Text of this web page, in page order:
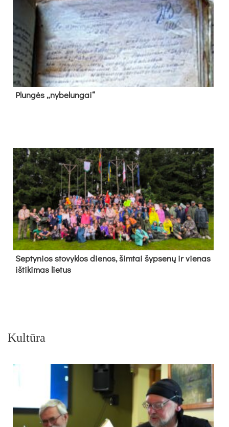
Plun­gės „ny­be­lun­gai“
Sep­ty­nios sto­vyk­los die­nos, šim­tai šyp­se­nų ir vie­nas
iš­ti­ki­mas lie­tus
Kultūra